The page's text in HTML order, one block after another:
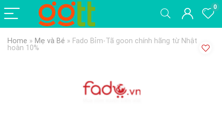
0
Home » Mẹ và Bé » Fado Bỉm-Tã goon chính hãng từ Nhật
hoàn 10%